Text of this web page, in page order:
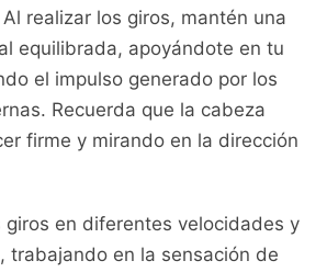
​realizar los giros, mantén una
⁢equilibrada, apoyándote en tu
el impulso generado ​por los
Recuerda que⁣ la ‍cabeza
firme ‍y mirando en la dirección
giros ‍en diferentes velocidades y
trabajando ⁤en la ⁢sensación de